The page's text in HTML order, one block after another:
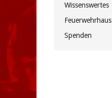
Wissenswertes
Feuerwehrhaus
Spenden